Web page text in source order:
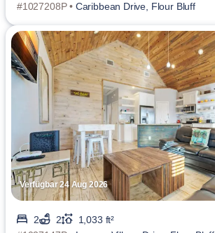
#1027208P • Caribbean Drive, Flour Bluff
Verfügbar 24 Aug 2026
2 2
1,033 ft²